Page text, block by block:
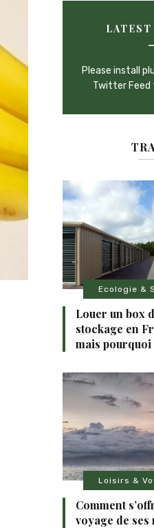
Please install
Twitter Feed
Ecologie &
Louer un box
stockage en
mais
Loisirs &
Comment
voyage de ses